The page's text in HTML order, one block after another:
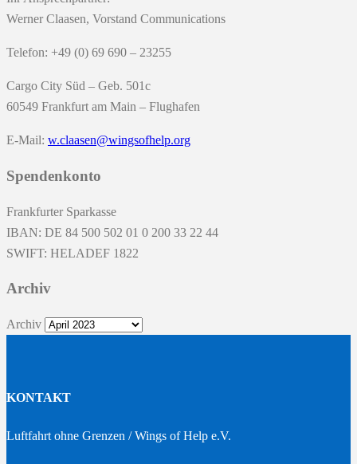
Werner Claasen, Vorstand Communications
Telefon: +49 (0) 69 690 – 23255
Cargo City Süd – Geb. 501c
60549 Frankfurt am Main – Flughafen
E-Mail: w.claasen@wingsofhelp.org
Spendenkonto
Frankfurter Sparkasse
IBAN: DE 84 500 502 01 0 200 33 22 44
SWIFT: HELADEF 1822
Archiv
Archiv
KONTAKT
Luftfahrt ohne Grenzen / Wings of Help e.V.